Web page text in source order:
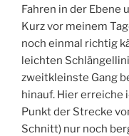
Fahren in der Ebene
Kurz vor meinem
noch einmal richtig
leichten
zweitkleinste Gang
hinauf. Hier erreiche
Punkt der Strecke
Schnitt) nur noch